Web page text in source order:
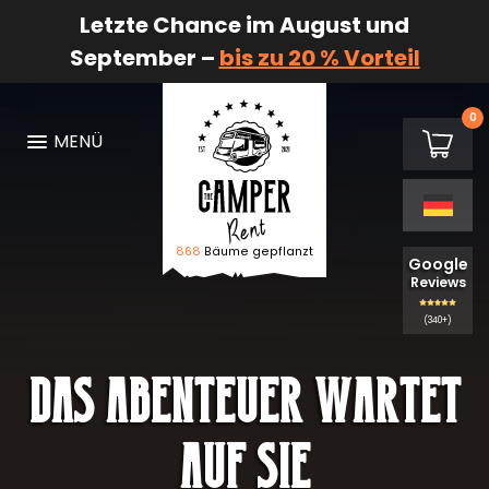
Letzte Chance im August und
September – bis zu 20 % Vorteil
MENÜ
Logo The Camper Rent
868 Bäume gepflanzt
€0,00 0
Google
Reviews
(340+)
Das Abenteuer wartet
auf Sie